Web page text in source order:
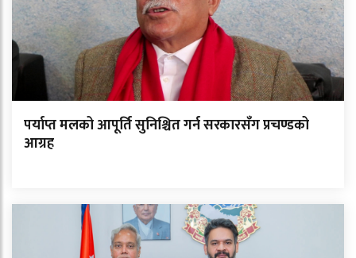
पर्याप्त मलको आपूर्ति सुनिश्चित गर्न सरकारसँग प्रचण्डको
आग्रह